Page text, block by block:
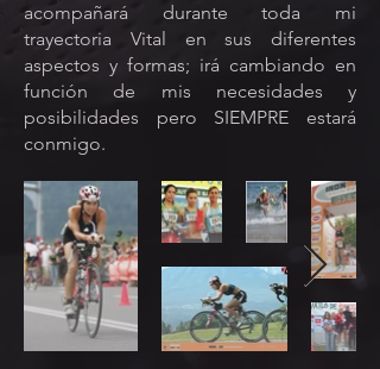
acompañará durante toda mi
trayectoria Vital en sus diferentes
aspectos y formas; irá cambiando en
función de mis necesidades y
posibilidades pero SIEMPRE estará
conmigo.